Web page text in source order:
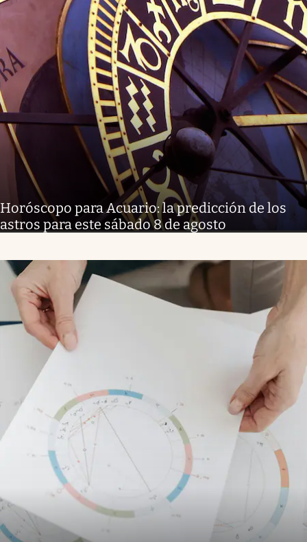
Horóscopo para Acuario: la predicción de los
astros para este sábado 8 de agosto